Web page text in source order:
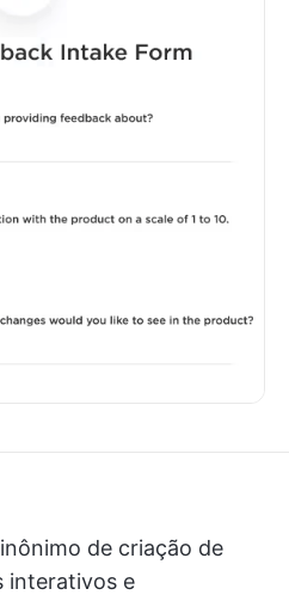
de criação de
interativos e